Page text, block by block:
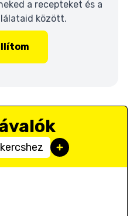
a recepteket és a
között.